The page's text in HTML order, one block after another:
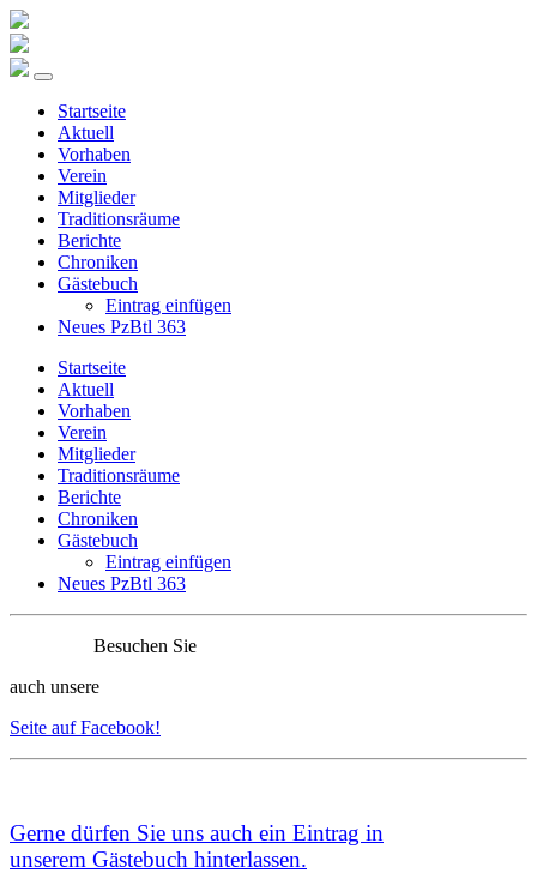
Startseite
Aktuell
Vorhaben
Verein
Mitglieder
Traditionsräume
Berichte
Chroniken
Gästebuch
Eintrag einfügen
Neues PzBtl 363
Startseite
Aktuell
Vorhaben
Verein
Mitglieder
Traditionsräume
Berichte
Chroniken
Gästebuch
Eintrag einfügen
Neues PzBtl 363
Besuchen Sie
auch unsere
Seite auf Facebook!
Gerne dürfen Sie uns auch ein Eintrag in
unserem Gästebuch hinterlassen.